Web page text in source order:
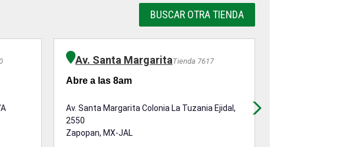
BUSCAR OTRA TIENDA
Av. Santa MargaritaTienda 7617
Abre a las 8am
Av. Santa Margarita Colonia La Tuzania Ejidal,
2550
Zapopan, MX-JAL